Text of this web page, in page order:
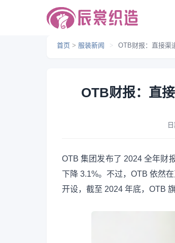
首页 > 服装新闻 > OTB财报：直接渠
OTB财报：直
OTB 集团发布了 2024 全年财
下降 3.1%。不过，OTB 依然
开设，截至 2024 年底，OTB